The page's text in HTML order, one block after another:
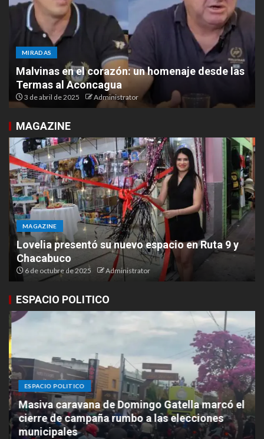
MIRADAS
Malvinas en el corazón: un homenaje desde las
Termas al Aconcagua
3 de abril de 2025 Administrator
MAGAZINE
MAGAZINE
Lovelia presentó su nuevo espacio en Ruta 9 y
Chacabuco
6 de octubre de 2025 Administrator
ESPACIO POLITICO
ESPACIO POLITICO
Masiva caravana de Domingo Gatella marcó el
cierre de campaña rumbo a las elecciones
municipales